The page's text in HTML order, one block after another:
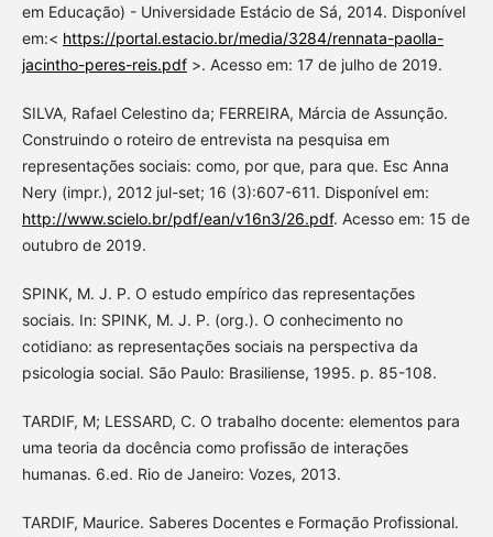
em Educação) - Universidade Estácio de Sá, 2014. Disponível
em:< https://portal.estacio.br/media/3284/rennata-paolla-
jacintho-peres-reis.pdf>. Acesso em: 17 de julho de 2019.
SILVA, Rafael Celestino da; FERREIRA, Márcia de Assunção.
Construindo o roteiro de entrevista na pesquisa em
representações sociais: como, por que, para que. Esc Anna
Nery (impr.), 2012 jul-set; 16 (3):607-611. Disponível em:
http://www.scielo.br/pdf/ean/v16n3/26.pdf. Acesso em: 15 de
outubro de 2019.
SPINK, M. J. P. O estudo empírico das representações
sociais. In: SPINK, M. J. P. (org.). O conhecimento no
cotidiano: as representações sociais na perspectiva da
psicologia social. São Paulo: Brasiliense, 1995. p. 85-108.
TARDIF, M; LESSARD, C. O trabalho docente: elementos para
uma teoria da docência como profissão de interações
humanas. 6.ed. Rio de Janeiro: Vozes, 2013.
TARDIF, Maurice. Saberes Docentes e Formação Profissional.